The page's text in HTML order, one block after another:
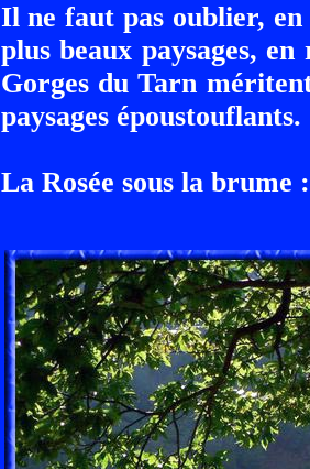
Il ne faut pas oublier,
plus beaux paysages,
Gorges du Tarn
paysages époustouflants.
La Rosée sous la brume :